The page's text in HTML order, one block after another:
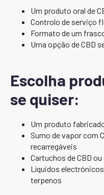
Um produto oral de
Controlo de serviço
Formato de um
Uma opção de CBD
Escolha
se quiser:
Um produto
Sumo de vapor com
recarregáveis
Cartuchos de CBD
Líquidos
terpenos